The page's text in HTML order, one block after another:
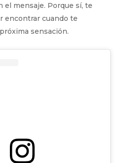
el mensaje. Porque sí, te
encontrar cuando te
sensación.